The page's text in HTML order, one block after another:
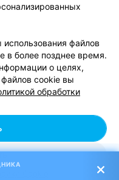
relax.by
cookie
данных
регистрирующий орган -
Беларусь, г. Минск,
| info@relax.by
файлов
в более позднее время.
о целях,
cookie вы
обработки
Cookie